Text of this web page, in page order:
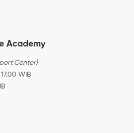
Academy
Center)
WIB